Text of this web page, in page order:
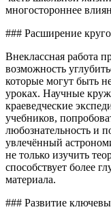
многостороннее
### Расширение
Внеклассная работа
возможность
которые могут быть
уроках. Научные
краеведческие
учебников,
любознательность и
увлечённый
не только изучить
способствует более
материала.
### Развитие